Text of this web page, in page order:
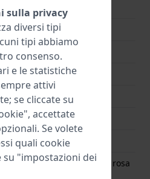
Neptunian
Skydiver Neptunian
2020 Autunno/Inverno
Analogico
Si
100 Bar (immersione)
Nero
Oro rosa, Oro rosa, Oro rosa
sulla privacy
diversi tipi
tipi abbiamo
consenso.
e le statistiche
attivi
se cliccate su
accettate
Se volete
quali cookie
su "impostazioni dei